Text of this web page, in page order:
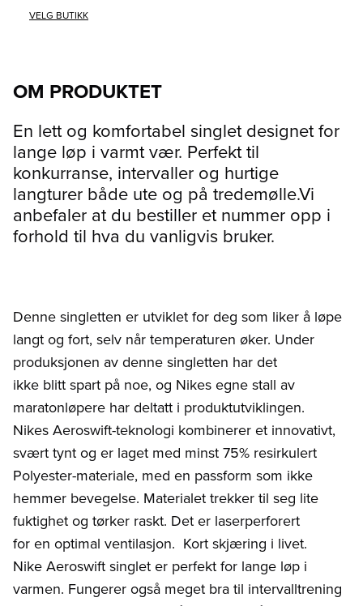
VELG BUTIKK
OM PRODUKTET
En lett og komfortabel singlet designet for
lange løp i varmt vær. Perfekt til
konkurranse, intervaller og hurtige
langturer både ute og på tredemølle.Vi
anbefaler at du bestiller et nummer opp i
forhold til hva du vanligvis bruker.
Denne singletten er utviklet for deg som liker å løpe
langt og fort, selv når temperaturen øker. Under
produksjonen av denne singletten har det
ikke blitt spart på noe, og Nikes egne stall av
maratonløpere har deltatt i produktutviklingen.
Nikes Aeroswift-teknologi kombinerer et innovativt,
svært tynt og er laget med minst 75% resirkulert
Polyester-materiale, med en passform som ikke
hemmer bevegelse. Materialet trekker til seg lite
fuktighet og tørker raskt. Det er laserperforert
for en optimal ventilasjon. Kort skjæring i livet.
Nike Aeroswift singlet er perfekt for lange løp i
varmen. Fungerer også meget bra til intervalltrening